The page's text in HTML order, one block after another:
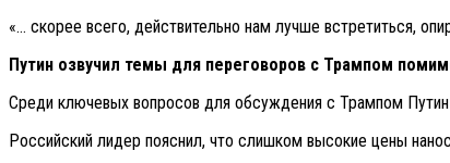
«… скорее всего, действительно нам лучше встретиться,
Путин озвучил темы для переговоров с Трампом
Среди ключевых вопросов для обсуждения с Трампом
Российский лидер пояснил, что слишком высокие цены